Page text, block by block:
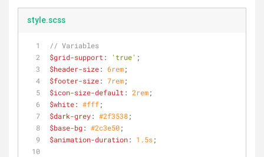
style.scss
// Variables
$grid-support : 'true' ;
$header-size: 6rem;
$footer-size: 7rem;
$icon-size-default : 2rem;
$white: #fff;
$dark-grey: #2f3538;
$base-bg: #2c3e50;
$animation-duration: 1.5s;